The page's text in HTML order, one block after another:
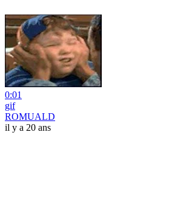
0:01
gif
ROMUALD
il y a 20 ans